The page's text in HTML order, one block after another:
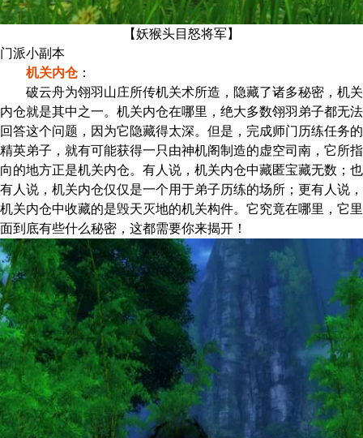
【妖猴头目怒将军】
门派小副本
机关内仓：
破云舟为翎羽山庄所传机关术所造，隐藏了诸多秘密，机关
内仓就是其中之一。机关内仓在哪里，绝大多数翎羽弟子都无法
回答这个问题，因为它隐藏得太深。但是，完成师门历练任务的
精英弟子，就有可能获得一只由神机阁制造的虚空司南，它所指
向的地方正是机关内仓。有人说，机关内仓中藏匿宝藏无数；也
有人说，机关内仓仅仅是一个用于弟子历练的场所；更有人说，
机关内仓中收藏的是毁天灭地的机关构件。它究竟在哪里，它里
面到底有些什么秘密，这都需要你来揭开！